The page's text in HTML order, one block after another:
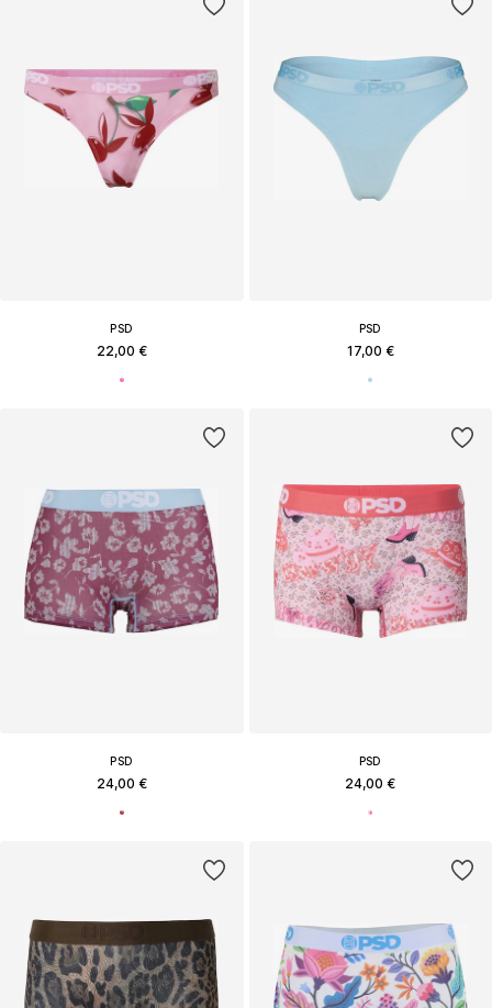
PSD
22,00 €
PSD
17,00 €
PSD
24,00 €
PSD
24,00 €